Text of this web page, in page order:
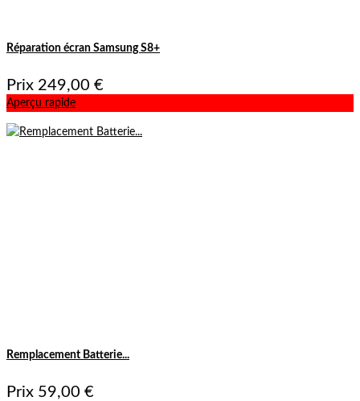
Réparation écran Samsung S8+
Prix 249,00 €
Aperçu rapide
Remplacement Batterie...
Prix 59,00 €